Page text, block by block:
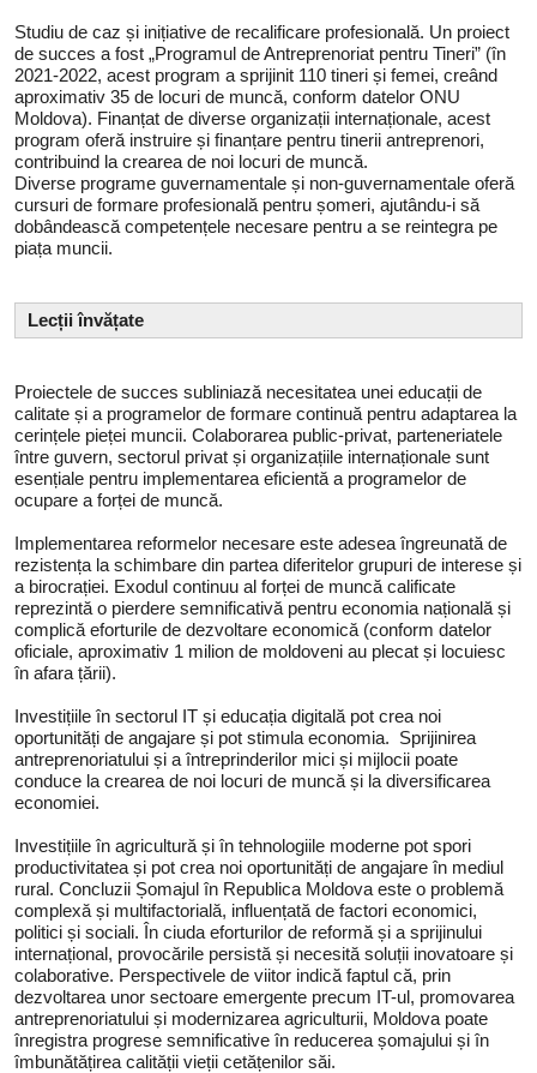
Studiu de caz și inițiative de recalificare profesională. Un proiect
de succes a fost „Programul de Antreprenoriat pentru Tineri” (în
2021-2022, acest program a sprijinit 110 tineri și femei, creând
aproximativ 35 de locuri de muncă, conform datelor ONU
Moldova). Finanțat de diverse organizații internaționale, acest
program oferă instruire și finanțare pentru tinerii antreprenori,
contribuind la crearea de noi locuri de muncă.
Diverse programe guvernamentale și non-guvernamentale oferă
cursuri de formare profesională pentru șomeri, ajutându-i să
dobândească competențele necesare pentru a se reintegra pe
piața muncii.
Lecții învățate
Proiectele de succes subliniază necesitatea unei educații de
calitate și a programelor de formare continuă pentru adaptarea la
cerințele pieței muncii. Colaborarea public-privat, parteneriatele
între guvern, sectorul privat și organizațiile internaționale sunt
esențiale pentru implementarea eficientă a programelor de
ocupare a forței de muncă.
Implementarea reformelor necesare este adesea îngreunată de
rezistența la schimbare din partea diferitelor grupuri de interese și
a birocrației. Exodul continuu al forței de muncă calificate
reprezintă o pierdere semnificativă pentru economia națională și
complică eforturile de dezvoltare economică (conform datelor
oficiale, aproximativ 1 milion de moldoveni au plecat și locuiesc
în afara țării).
Investițiile în sectorul IT și educația digitală pot crea noi
oportunități de angajare și pot stimula economia. Sprijinirea
antreprenoriatului și a întreprinderilor mici și mijlocii poate
conduce la crearea de noi locuri de muncă și la diversificarea
economiei.
Investițiile în agricultură și în tehnologiile moderne pot spori
productivitatea și pot crea noi oportunități de angajare în mediul
rural. Concluzii Șomajul în Republica Moldova este o problemă
complexă și multifactorială, influențată de factori economici,
politici și sociali. În ciuda eforturilor de reformă și a sprijinului
internațional, provocările persistă și necesită soluții inovatoare și
colaborative. Perspectivele de viitor indică faptul că, prin
dezvoltarea unor sectoare emergente precum IT-ul, promovarea
antreprenoriatului și modernizarea agriculturii, Moldova poate
înregistra progrese semnificative în reducerea șomajului și în
îmbunătățirea calității vieții cetățenilor săi.